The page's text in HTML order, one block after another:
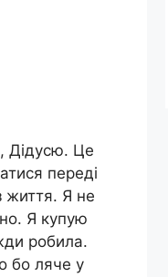
Дідусю. Це
переді
життя. Я не
Я купую
робила.
бо ляче у